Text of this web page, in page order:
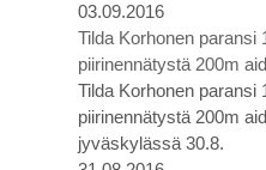
03.09.2016
Tilda Korhonen paransi
piirinennätystä 200m
Tilda Korhonen paransi
piirinennätystä 200m
jyväskylässä 30.8.